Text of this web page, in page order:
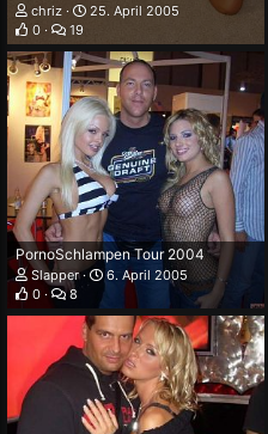
chriz
25. April 2005
0
19
PornoSchlampen Tour 2004
Slapper
6. April 2005
0
8